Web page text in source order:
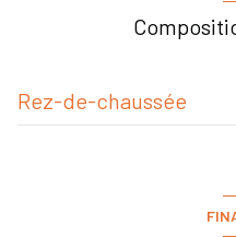
construit en 2015
1 garage(s)
Rez-de-chaussée